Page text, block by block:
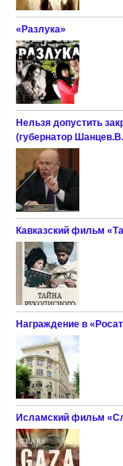
«Разлука»
Нельзя допустить
(губернатор
Кавказский фильм
Награждение в
Исламский фильм